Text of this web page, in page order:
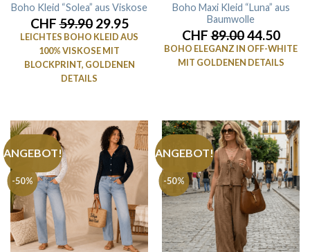
Boho Kleid “Solea” aus Viskose
CHF59.9029.95
LEICHTES BOHO KLEID AUS
100% VISKOSE MIT
BLOCKPRINT, GOLDENEN
DETAILS
Boho Maxi Kleid “Luna” aus
Baumwolle
CHF89.0044.50
BOHO ELEGANZ IN OFF-WHITE
MIT GOLDENEN DETAILS
-50%
ANGEBOT!
-50%
ANGEBOT!